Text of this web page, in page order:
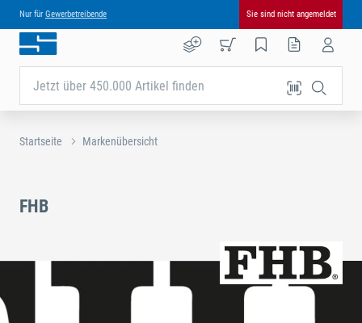
Nur für Gewerbetreibende Sie sind nicht angemeldet
Jetzt über 450.000 Artikel finden
Startseite Markenübersicht
FHB